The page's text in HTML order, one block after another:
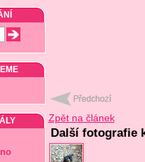
Zpět na článek
Další fotografie